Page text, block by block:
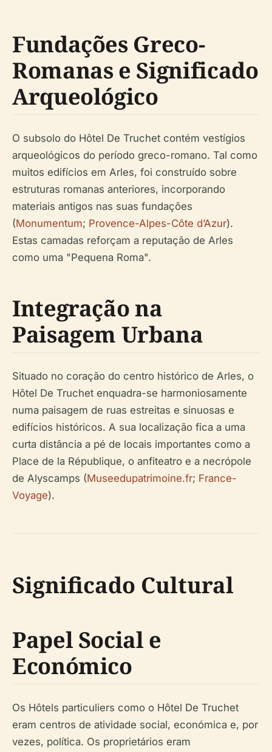
Fundações Greco-
Romanas e Significado
Arqueológico
O subsolo do Hôtel De Truchet contém vestígios
arqueológicos do período greco-romano. Tal como
muitos edifícios em Arles, foi construído sobre
estruturas romanas anteriores, incorporando
materiais antigos nas suas fundações
(Monumentum; Provence-Alpes-Côte d’Azur).
Estas camadas reforçam a reputação de Arles
como uma "Pequena Roma".
Integração na
Paisagem Urbana
Situado no coração do centro histórico de Arles, o
Hôtel De Truchet enquadra-se harmoniosamente
numa paisagem de ruas estreitas e sinuosas e
edifícios históricos. A sua localização fica a uma
curta distância a pé de locais importantes como a
Place de la République, o anfiteatro e a necrópole
de Alyscamps (Museedupatrimoine.fr; France-
Voyage).
Significado Cultural
Papel Social e
Económico
Os Hôtels particuliers como o Hôtel De Truchet
eram centros de atividade social, económica e, por
vezes, política. Os proprietários eram